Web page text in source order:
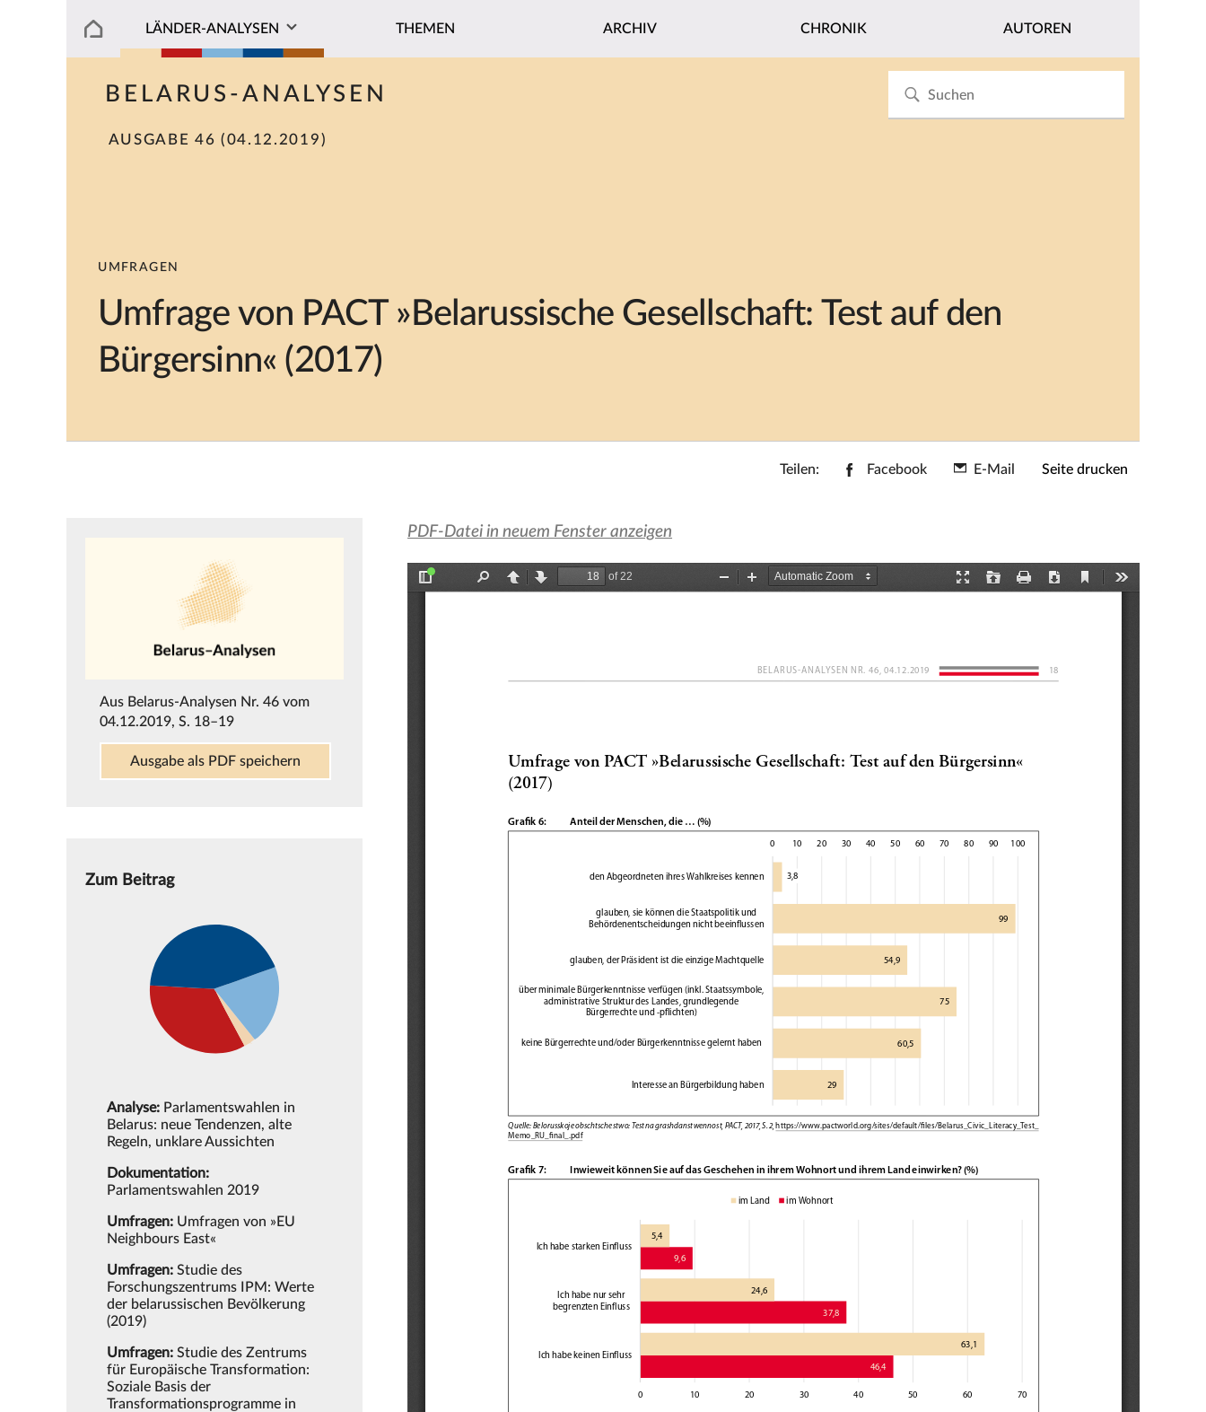
LÄNDER-ANALYSEN THEMEN ARCHIV CHRONIK AUTOREN
BELARUS-ANALYSEN
AUSGABE 46 (04.12.2019)
UMFRAGEN
Umfrage von PACT »Belarussische Gesellschaft: Test auf den
Bürgersinn« (2017)
Teilen: Facebook E-Mail Seite drucken
Aus Belarus-Analysen Nr. 46 vom
04.12.2019, S. 18–19
Ausgabe als PDF speichern
Zum Beitrag
Analyse: Parlamentswahlen in
Belarus: neue Tendenzen, alte
Regeln, unklare Aussichten
Dokumentation:
Parlamentswahlen 2019
Umfragen: Umfragen von »EU
Neighbours East«
Umfragen: Studie des
Forschungszentrums IPM: Werte
der belarussischen Bevölkerung
(2019)
Umfragen: Studie des Zentrums
für Europäische Transformation:
Soziale Basis der
Transformationsprogramme in
PDF-Datei in neuem Fenster anzeigen